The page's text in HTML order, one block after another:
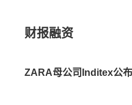
财报融资
ZARA母公司Inditex公